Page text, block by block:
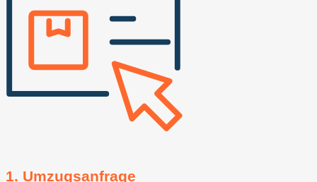
1. Umzugsanfrage